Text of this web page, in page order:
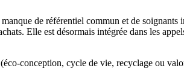
de référentiel commun et de soignants
Elle est désormais intégrée dans les
conception, cycle de vie, recyclage ou